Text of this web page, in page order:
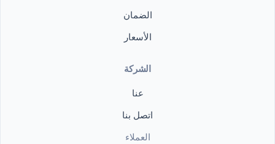
الضمان
الأسعار
الشركة
عنا
اتصل بنا
العملاء